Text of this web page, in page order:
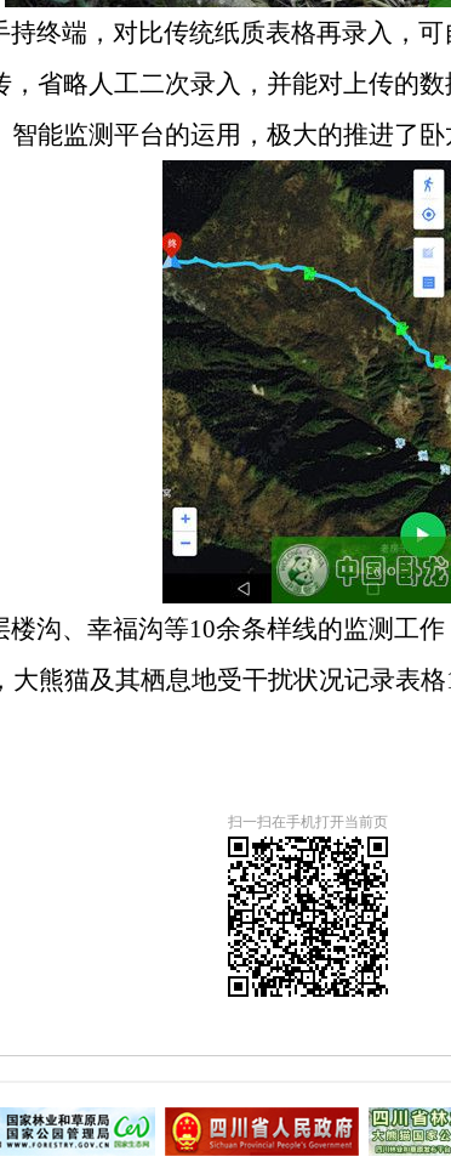
终端，对比传统纸质表格再录入，
省略人工二次录入，并能对上传的
能监测平台的运用，极大的推进了
沟、幸福沟等10余条样线的监测工
大熊猫及其栖息地受干扰状况记录表格
扫一扫在手机打开当前页